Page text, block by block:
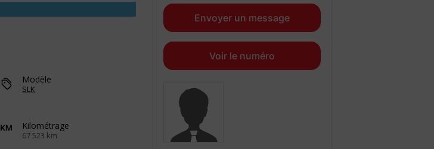
Modèle
SLK
Kilométrage
67 523 km
Envoyer un message
Voir le numéro